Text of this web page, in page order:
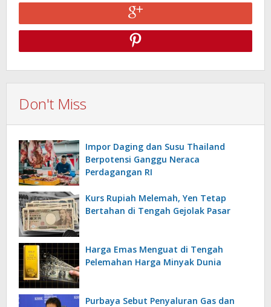
Don't Miss
Impor Daging dan Susu Thailand
Berpotensi Ganggu Neraca
Perdagangan RI
Kurs Rupiah Melemah, Yen Tetap
Bertahan di Tengah Gejolak Pasar
Harga Emas Menguat di Tengah
Pelemahan Harga Minyak Dunia
Purbaya Sebut Penyaluran Gas dan